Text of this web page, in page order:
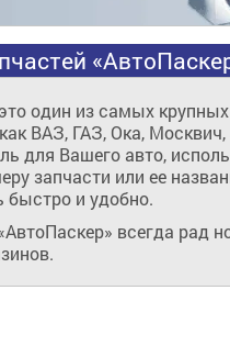
один из самых
ВАЗ, ГАЗ, Ока,
для Вашего авто,
запчасти или ее
быстро и удобно.
всегда